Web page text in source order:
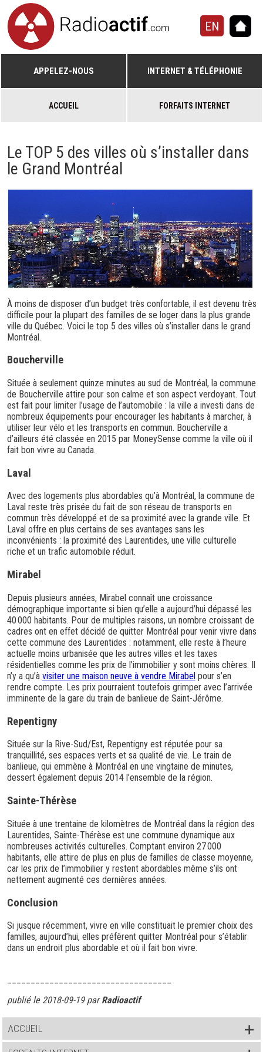
EN
APPELEZ-NOUS INTERNET & TÉLÉPHONIE
ACCUEIL FORFAITS INTERNET
Le TOP 5 des villes où s’installer dans
le Grand Montréal
À moins de disposer d’un budget très confortable, il est devenu très
difficile pour la plupart des familles de se loger dans la plus grande
ville du Québec. Voici le top 5 des villes où s’installer dans le grand
Montréal.
Boucherville
Située à seulement quinze minutes au sud de Montréal, la commune
de Boucherville attire pour son calme et son aspect verdoyant. Tout
est fait pour limiter l’usage de l’automobile : la ville a investi dans de
nombreux équipements pour encourager les habitants à marcher, à
utiliser leur vélo et les transports en commun. Boucherville a
d’ailleurs été classée en 2015 par MoneySense comme la ville où il
fait bon vivre au Canada.
Laval
Avec des logements plus abordables qu’à Montréal, la commune de
Laval reste très prisée du fait de son réseau de transports en
commun très développé et de sa proximité avec la grande ville. Et
Laval offre en plus certains de ses avantages sans les
inconvénients : la proximité des Laurentides, une ville culturelle
riche et un trafic automobile réduit.
Mirabel
Depuis plusieurs années, Mirabel connaît une croissance
démographique importante si bien qu’elle a aujourd’hui dépassé les
40 000 habitants. Pour de multiples raisons, un nombre croissant de
cadres ont en effet décidé de quitter Montréal pour venir vivre dans
cette commune des Laurentides : notamment, elle reste à l’heure
actuelle moins urbanisée que les autres villes et les taxes
résidentielles comme les prix de l’immobilier y sont moins chères. Il
n’y a qu’à visiter une maison neuve à vendre Mirabelpour s’en
rendre compte. Les prix pourraient toutefois grimper avec l’arrivée
imminente de la gare du train de banlieue de Saint-Jérôme.
Repentigny
Située sur la Rive-Sud/Est, Repentigny est réputée pour sa
tranquillité, ses espaces verts et sa qualité de vie. Le train de
banlieue, qui emmène à Montréal en une vingtaine de minutes,
dessert également depuis 2014 l’ensemble de la région.
Sainte-Thérèse
Située à une trentaine de kilomètres de Montréal dans la région des
Laurentides, Sainte-Thérèse est une commune dynamique aux
nombreuses activités culturelles. Comptant environ 27 000
habitants, elle attire de plus en plus de familles de classe moyenne,
car les prix de l’immobilier y restent abordables même s’ils ont
nettement augmenté ces dernières années.
Conclusion
Si jusque récemment, vivre en ville constituait le premier choix des
familles, aujourd’hui, elles préfèrent quitter Montréal pour s’établir
dans un endroit plus abordable et où il fait bon vivre.
publié le 2018-09-19 parRadioactif
ACCUEIL